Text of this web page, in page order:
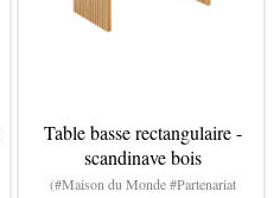
Table basse rectangulaire -
scandinave bois
(#Maison du Monde #Partenariat